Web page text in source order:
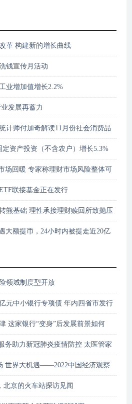
革 构建新的增长曲线
钱宣传月活动
业增加值增长2.2%
发展再蓄力
计师付加奇解读11月份社会消费品
资产投资（不含农户）增长5.3%
场回暖 专家称理财市场风险整体可
联接基金正在发行
熊基础 理性承接理财赎回所致抛压
大额提币，24小时内被提走近20亿
领域制度型开放
元中小银行专项债 年内四省市发行
这家银行“变身”后发展前景如何
务助力新冠肺炎疫情防控 太医管家
世界大机遇——2022中国经济观察
北京的火车站探访见闻